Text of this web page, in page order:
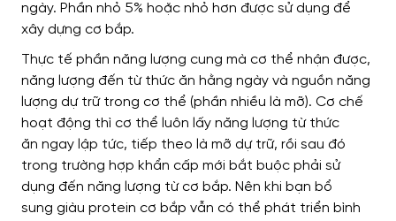
ngày. Phần nhỏ 5% hoặc nhỏ hơn được sử dụng để
xây dựng cơ bắp.
Thực tế phần năng lượng cung mà cơ thể nhận được,
năng lượng đến từ thức ăn hằng ngày và nguồn năng
lượng dự trữ trong cơ thể (phần nhiều là mỡ). Cơ chế
hoạt động thì cơ thể luôn lấy năng lượng từ thức
ăn ngay lập tức, tiếp theo là mỡ dự trữ, rồi sau đó
trong trường hợp khẩn cấp mới bắt buộc phải sử
dụng đến năng lượng từ cơ bắp. Nên khi bạn bổ
sung giàu protein cơ bắp vẫn có thể phát triển bình